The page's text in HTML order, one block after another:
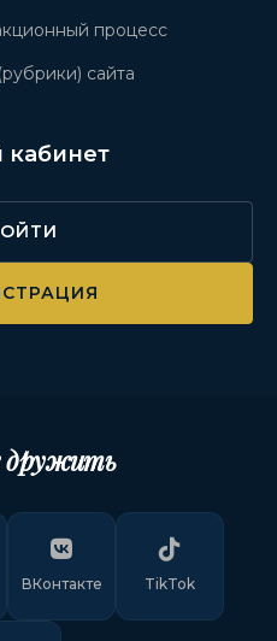
процесс
сайта
дружить
ВКонтакте TikTok